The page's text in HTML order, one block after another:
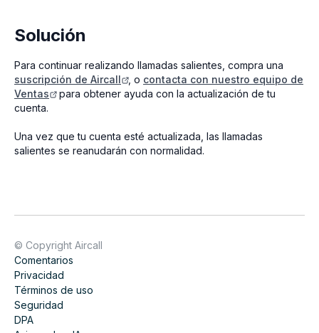
Solución
Para continuar realizando llamadas salientes, compra una
suscripción de Aircall
, o contacta con nuestro equipo de
Ventas
para obtener ayuda con la actualización de tu
cuenta.
Una vez que tu cuenta esté actualizada, las llamadas
salientes se reanudarán con normalidad.
© Copyright Aircall
Comentarios
Privacidad
Términos de uso
Seguridad
DPA